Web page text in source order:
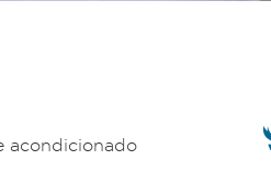
acondicionado